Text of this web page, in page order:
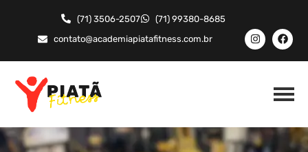
(71) 3506-2507
(71) 99380-8685
contato@academiapiatafitness.com.br